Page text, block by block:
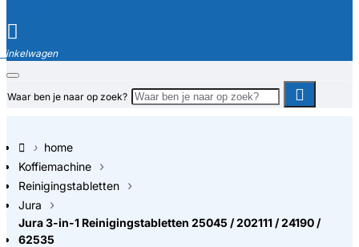
Waar ben je naar op zoek?
home
Koffiemachine
Reinigingstabletten
Jura
Jura 3-in-1 Reinigingstabletten 25045 / 202111 / 24190 /
62535